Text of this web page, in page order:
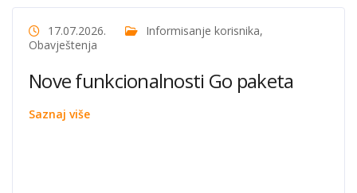
17.07.2026. Informisanje korisnika,
Obavještenja
Nove funkcionalnosti Go paketa
Saznaj više